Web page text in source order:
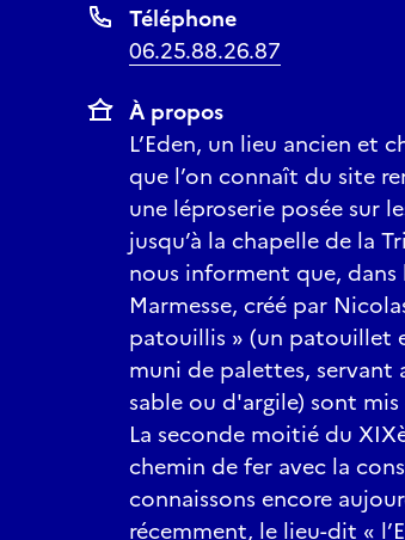
Téléphone
06.25.88.26.87
À propos
L’Eden, un lieu ancien et
que l’on connaît du site
une léproserie posée sur
jusqu’à la chapelle de la
nous informent que, dans
Marmesse, créé par
patouillis » (un patouillet
muni de palettes, servant
sable ou d'argile) sont mis
La seconde moitié du
chemin de fer avec la
connaissons encore
récemment, le lieu-dit «